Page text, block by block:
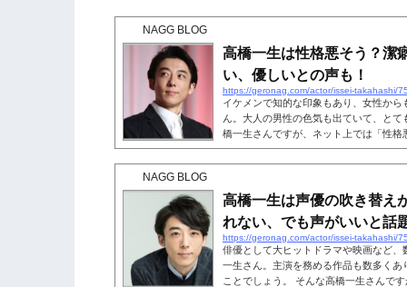
NAGG BLOG
高橋一生は性格悪そう？潔
い、優しいとの声も！
https://geronag.com/actor/issei-takahashi/
イケメンで知的な印象もあり、女性か
ん。大人の男性の色気も出ていて、と
橋一生さんですが、ネット上では「性
した。「潔癖で闇が深い」という声も
象を持つ人もいるのではないでしょう
しょう。こちらも読まれています。高
は、「高橋一生さんは性格が悪そう...
NAGG BLOG
高橋一生は声優の吹き替え
れない、でも声がいいと話
https://geronag.com/actor/issei-takahashi/
俳優として大ヒットドラマや映画など
一生さん。主演を務める作品も数多く
ことでしょう。 そんな高橋一生さんで